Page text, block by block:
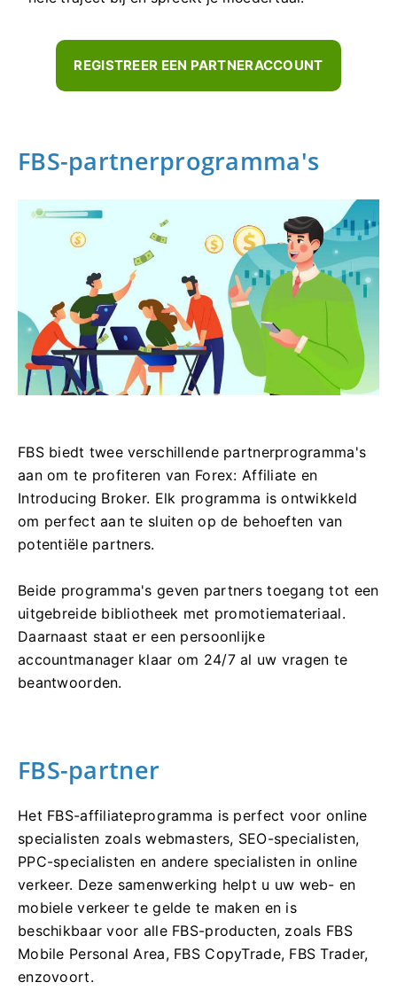
REGISTREER EEN PARTNERACCOUNT
FBS-partnerprogramma's
FBS biedt twee verschillende partnerprogramma's
aan om te profiteren van Forex: Affiliate en
Introducing Broker. Elk programma is ontwikkeld
om perfect aan te sluiten op de behoeften van
potentiële partners.
Beide programma's geven partners toegang tot een
uitgebreide bibliotheek met promotiemateriaal.
Daarnaast staat er een persoonlijke
accountmanager klaar om 24/7 al uw vragen te
beantwoorden.
FBS-partner
Het FBS-affiliateprogramma is perfect voor online
specialisten zoals webmasters, SEO-specialisten,
PPC-specialisten en andere specialisten in online
verkeer. Deze samenwerking helpt u uw web- en
mobiele verkeer te gelde te maken en is
beschikbaar voor alle FBS-producten, zoals FBS
Mobile Personal Area, FBS CopyTrade, FBS Trader,
enzovoort.